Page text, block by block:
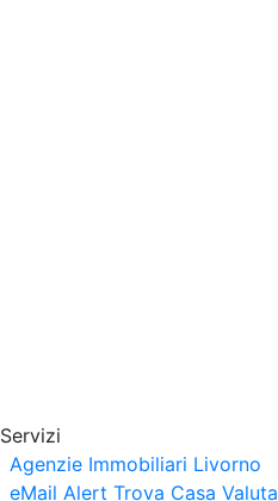
Servizi
Agenzie Immobiliari Livorno
eMail Alert Trova Casa Valuta